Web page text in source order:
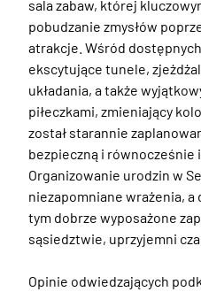
sala zabaw, której
pobudzanie zmysłów
atrakcje. Wśród
ekscytujące tunele,
układania, a także
piłeczkami, zmieniający
został starannie
bezpieczną i równocześnie
Organizowanie urodzin w
niezapomniane wrażenia,
tym dobrze wyposażone
sąsiedztwie, uprzyjemni
Opinie odwiedzających